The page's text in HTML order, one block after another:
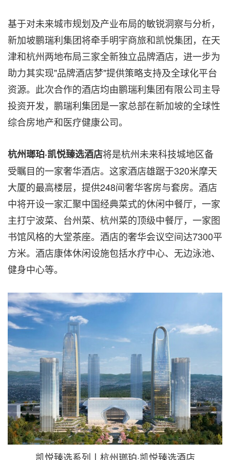
基于对未来城市规划及产业布局的敏锐洞察与分析，
新加坡鹏瑞利集团将牵手明宇商旅和凯悦集团，在天
津和杭州两地布局三家全新独立品牌酒店，进一步为
助力其实现"品牌酒店梦"提供策略支持及全球化平台
资源。此次合作的酒店均由鹏瑞利集团有限公司主导
投资开发，鹏瑞利集团是一家总部在新加坡的全球性
综合房地产和医疗健康公司。
杭州瑯珀·凯悦臻选酒店将是杭州未来科技城地区备
受瞩目的一家奢华酒店。这家酒店雄踞于320米摩天
大厦的最高楼层，提供248间奢华客房与套房。酒店
中将开设一家汇聚中国经典菜式的休闲中餐厅，一家
主打宁波菜、台州菜、杭州菜的顶级中餐厅，一家图
书馆风格的大堂茶座。酒店的奢华会议空间达7300平
方米。酒店康体休闲设施包括水疗中心、无边泳池、
健身中心等。
凯悦臻选系列丨杭州瑯珀·凯悦臻选酒店